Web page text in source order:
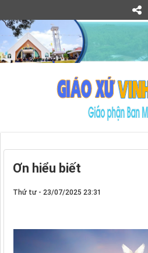
Ơn hiểu biết
Thứ tư - 23/07/2025 23:31